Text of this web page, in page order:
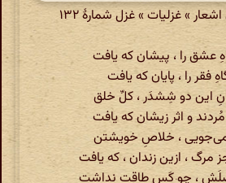
» غزلیات » غزل شمارهٔ ۱۳۲
عشق را ، پیشان که یافت
فقر را ، پایان که یافت
این دو شِشدَر ، کلِّ خلق
و اثر زیشان که یافت
، خلاصِ خویشتن
مرگ ، ازین زندان ، که یافت
، چو کَس طاقت نداشت